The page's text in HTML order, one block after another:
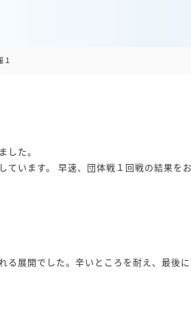
した。
います。 早速、団体戦１回戦の結果をお
る展開でした。辛いところを耐え、最後